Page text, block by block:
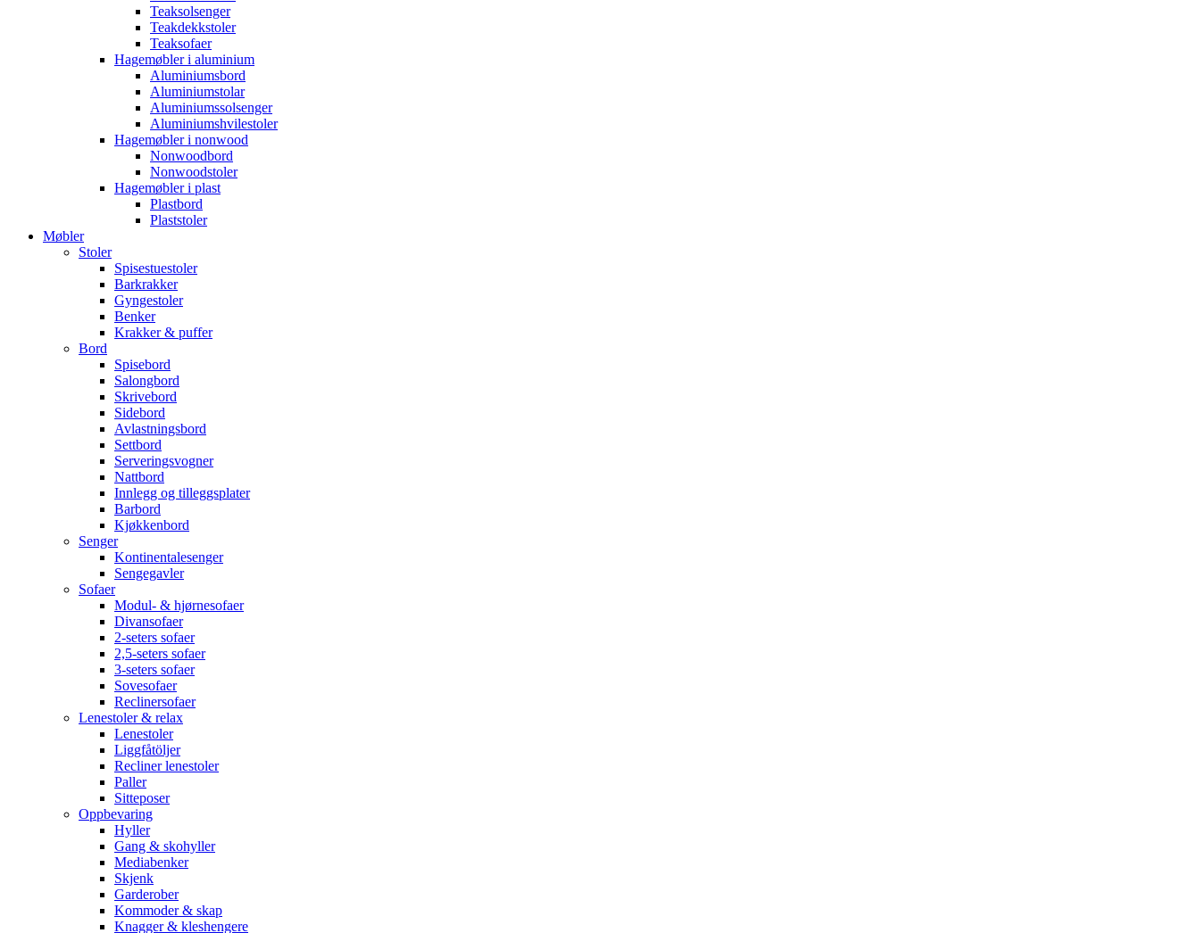
Teaksolsenger
Teakdekkstoler
Teaksofaer
Hagemøbler i aluminium
Aluminiumsbord
Aluminiumstolar
Aluminiumssolsenger
Aluminiumshvilestoler
Hagemøbler i nonwood
Nonwoodbord
Nonwoodstoler
Hagemøbler i plast
Plastbord
Plaststoler
Møbler
Stoler
Spisestuestoler
Barkrakker
Gyngestoler
Benker
Krakker & puffer
Bord
Spisebord
Salongbord
Skrivebord
Sidebord
Avlastningsbord
Settbord
Serveringsvogner
Nattbord
Innlegg og tilleggsplater
Barbord
Kjøkkenbord
Senger
Kontinentalesenger
Sengegavler
Sofaer
Modul- & hjørnesofaer
Divansofaer
2-seters sofaer
2,5-seters sofaer
3-seters sofaer
Sovesofaer
Reclinersofaer
Lenestoler & relax
Lenestoler
Liggfåtöljer
Recliner lenestoler
Paller
Sitteposer
Oppbevaring
Hyller
Gang & skohyller
Mediabenker
Skjenk
Garderober
Kommoder & skap
Knagger & kleshengere